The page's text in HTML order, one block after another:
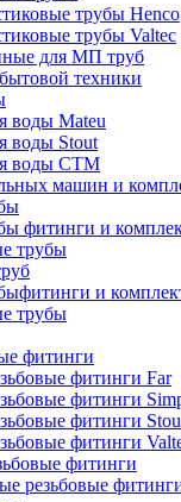
трубы Henco
трубы Valtec
для МП труб
техники
воды Mateu
воды Stout
воды СТМ
машин и
фитинги и
трубы
и
трубы
фитинги
фитинги Far
фитинги
фитинги
фитинги
фитинги
резьбовые